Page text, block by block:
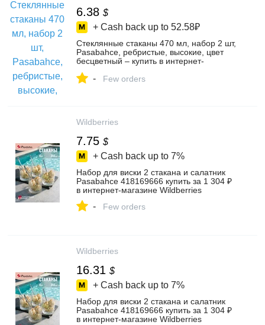
6.38 $
+ Cash back up to 52.58₽
Стеклянные стаканы 470 мл, набор 2 шт,
Pasabahce, ребристые, высокие, цвет
бесцветный – купить в интернет-
4370708269
- Few orders
Wildberries
7.75 $
+ Cash back up to 7%
Набор для виски 2 стакана и салатник
Pasabahce 418169666 купить за 1 304 ₽
в интернет‑магазине Wildberries
- Few orders
Wildberries
16.31 $
+ Cash back up to 7%
Набор для виски 2 стакана и салатник
Pasabahce 418169666 купить за 1 304 ₽
в интернет‑магазине Wildberries